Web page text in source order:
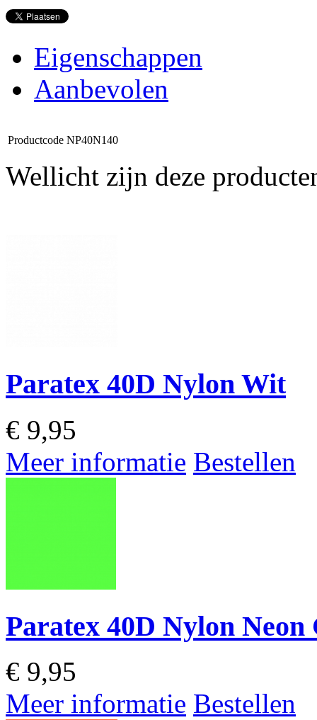
Eigenschappen
Aanbevolen
Productcode NP40N140
Wellicht zijn deze
Paratex 40D Nylon Wit
€ 9,95
Meer informatie Bestellen
Paratex 40D Nylon Neon
€ 9,95
Meer informatie Bestellen